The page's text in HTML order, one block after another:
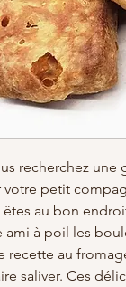
recherchez
votre petit
êtes au bon
ami à poil les
recette au
saliver. Ces